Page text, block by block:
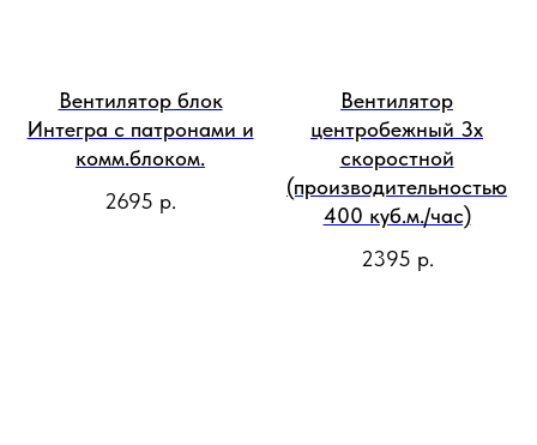
Вентилятор блок
Интегра с патронами и
комм.блоком.
2695 р.
Вентилятор
центробежный 3х
скоростной
(производительностью
400 куб.м./час)
2395 р.